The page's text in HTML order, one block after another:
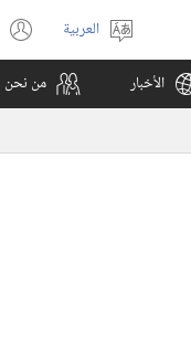
اختر
اللغة
العربية
الأخبار من نحن